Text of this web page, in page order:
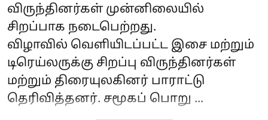
விருந்தினர்கள் முன்னிலையில்
சிறப்பாக நடைபெற்றது.
விழாவில் வெளியிடப்பட்ட இசை மற்றும்
டிரெய்லருக்கு சிறப்பு விருந்தினர்கள்
மற்றும் திரையுலகினர் பாராட்டு
தெரிவித்தனர். சமூகப் பொறு ...